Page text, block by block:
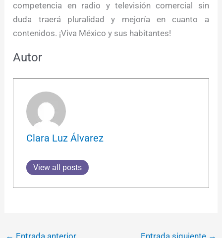
competencia en radio y televisión comercial sin
duda traerá pluralidad y mejoría en cuanto a
contenidos. ¡Viva México y sus habitantes!
Autor
Clara Luz Álvarez
View all posts
← Entrada anterior Entrada siguiente →